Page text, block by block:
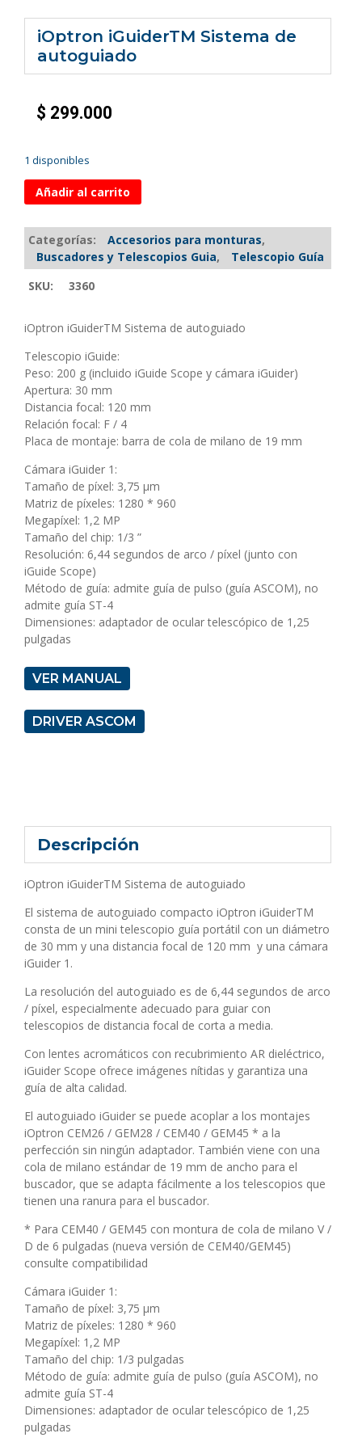
iOptron iGuiderTM Sistema de
autoguiado
$ 299.000
1 disponibles
Añadir al carrito
Categorías: Accesorios para monturas,
Buscadores y Telescopios Guia,
Telescopio Guía
SKU:
3360
iOptron iGuiderTM Sistema de autoguiado
Telescopio iGuide:
Peso: 200 g (incluido iGuide Scope y cámara iGuider)
Apertura: 30 mm
Distancia focal: 120 mm
Relación focal: F / 4
Placa de montaje: barra de cola de milano de 19 mm
Cámara iGuider 1:
Tamaño de píxel: 3,75 μm
Matriz de píxeles: 1280 * 960
Megapíxel: 1,2 MP
Tamaño del chip: 1/3 ”
Resolución: 6,44 segundos de arco / píxel (junto con
iGuide Scope)
Método de guía: admite guía de pulso (guía ASCOM), no
admite guía ST-4
Dimensiones: adaptador de ocular telescópico de 1,25
pulgadas
VER MANUAL
DRIVER ASCOM
Descripción
iOptron iGuiderTM Sistema de autoguiado
El sistema de autoguiado compacto iOptron iGuiderTM
consta de un mini telescopio guía portátil con un diámetro
de 30 mm y una distancia focal de 120 mm y una cámara
iGuider 1.
La resolución del autoguiado es de 6,44 segundos de arco
/ píxel, especialmente adecuado para guiar con
telescopios de distancia focal de corta a media.
Con lentes acromáticos con recubrimiento AR dieléctrico,
iGuider Scope ofrece imágenes nítidas y garantiza una
guía de alta calidad.
El autoguiado iGuider se puede acoplar a los montajes
iOptron CEM26 / GEM28 / CEM40 / GEM45 * a la
perfección sin ningún adaptador. También viene con una
cola de milano estándar de 19 mm de ancho para el
buscador, que se adapta fácilmente a los telescopios que
tienen una ranura para el buscador.
* Para CEM40 / GEM45 con montura de cola de milano V /
D de 6 pulgadas (nueva versión de CEM40/GEM45)
consulte compatibilidad
Cámara iGuider 1:
Tamaño de píxel: 3,75 μm
Matriz de píxeles: 1280 * 960
Megapíxel: 1,2 MP
Tamaño del chip: 1/3 pulgadas
Método de guía: admite guía de pulso (guía ASCOM), no
admite guía ST-4
Dimensiones: adaptador de ocular telescópico de 1,25
pulgadas